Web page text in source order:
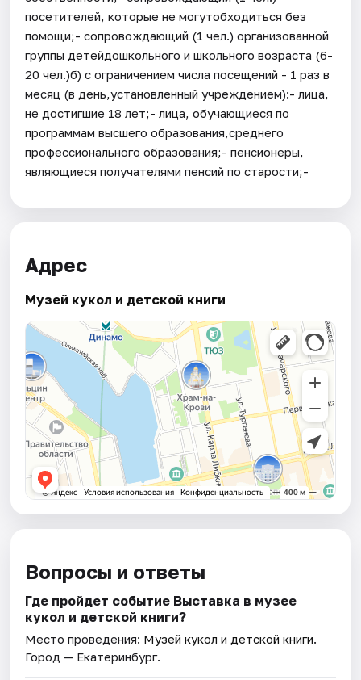
посетителей, которые не могутобходиться без
помощи;- сопровождающий (1 чел.) организованной
группы детейдошкольного и школьного возраста (6-
20 чел.)б) с ограничением числа посещений - 1 раз в
месяц (в день,установленный учреждением):- лица,
не достигшие 18 лет;- лица, обучающиеся по
программам высшего образования,среднего
профессионального образования;- пенсионеры,
являющиеся получателями пенсий по старости;-
Адрес
Музей кукол и детской книги
Вопросы и ответы
Где пройдет событие Выставка в музее
кукол и детской книги?
Место проведения: Музей кукол и детской книги.
Город — Екатеринбург.